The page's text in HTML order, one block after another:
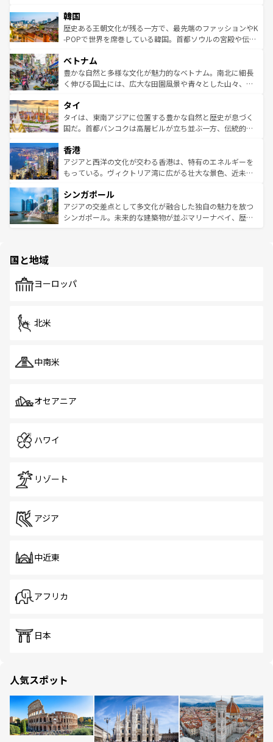
ワイを、存分に味わってほしい。 なお、新着のハワイ情報
はコンテンツ一覧を参照してほしい。
いる。アクティビティも充実しており、サーフィンやダイ
ビング、ハイキングなど、アウトドア好きにはたまらな
い。オーストラリアの多彩な魅力を存分に味わいつくそ
参照してほしい。
ン）、静ひつな山岳地帯である台湾東部など、都市の喧騒
と山間の静けさが共存しており、訪れる人に新しい発見と
驚きをもたらしてくれる。また、奥深い台湾の食文化も魅
容にもいいと評判のスイーツなど、バラエティ豊かな料理
が味わえる。 なお、新着の台湾情報は コンテンツ一覧を参
照してほしい。
韓国
歴史ある王朝文化が残る一方で、最先端のファッションやK
-POPで世界を席巻している韓国。首都ソウルの宮殿や伝統
き、地方に足を延ばせば四季折々の自然美を楽しむことが
できる。そして、キムチや焼肉、絶品のストリートフード
まで、さまざまな韓国料理が待っている。夜には、韓国な
リティに包まれながら、韓国の多彩な魅力を心ゆくまで味
わってみてほしい。 なお、新着の韓国情報はコンテンツ一
覧を参照してほしい。
ベトナム
豊かな自然と多様な文化が魅力的なベトナム。南北に細長
く伸びる国土には、広大な田園風景や青々とした山々、世
急速な発展と共に伝統が息づく。ハノイの古い町並みやホ
ーチミン市のフランス統治時代の建物も、独特の雰囲気を
醸し出している。また、バラエティの豊かさとおいしさで
とつ。フォーやバインミー、ベトナムコーヒーなどは、ぜ
ひ現地で味わいたい。どの地域を訪れてもあたたかい人々
が旅行者を迎えてくれるので、きっと忘れられない旅にな
参照してほしい。
タイ
タイは、東南アジアに位置する豊かな自然と歴史が息づく
国だ。首都バンコクは高層ビルが立ち並ぶ一方、伝統的な
の活気が交差している。北部ではチェンマイなどの山岳地
帯で自然と触れ合い、南部ではプーケットやクラビの美し
いビーチでリゾート気分を楽しむことができる。タイ料理
激する。気候は一年中温暖で、どの季節にも異なる楽しみ
が待っている。親しみやすいタイの人々、仏教を中心とし
た文化、そして多様な観光資源が、訪れる旅人を魅了し続
香港
アジアと西洋の文化が交わる香港は、特有のエネルギーを
もっている。ヴィクトリア湾に広がる壮大な景色、近未来
み、どこを訪れても感動するはず。観光スポットが密集し
ており、効率よく見どころを回れるのも魅力。息をのむよ
うな絶景から文化的な体験まで、香港を存分に楽しみ尽く
シンガポール
アジアの交差点として多文化が融合した独自の魅力を放つ
シンガポール。未来的な建築物が並ぶマリーナベイ、歴史
で、ホーカーズは地元の風情を楽しめる外せないスポット
国と地域
ヨーロッパ
北米
中南米
オセアニア
ハワイ
リゾート
アジア
中近東
アフリカ
日本
人気スポット